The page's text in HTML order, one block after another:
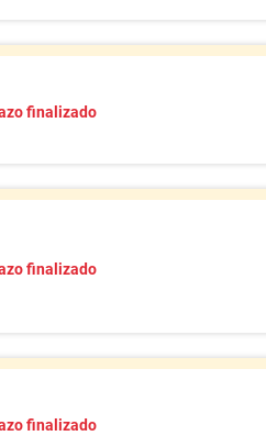
finalizado
finalizado
finalizado